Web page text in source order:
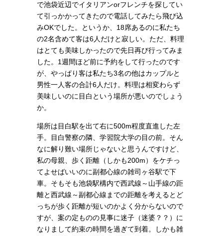
で池袋近辺でイタリアンorフレンチを探してい
て引っかかってきたので電話してみたら飛び込
みOKでした。というか、18席あるのに私たち
の2名含めて客は6人だけと寂しい。ただ、料理
はとても美味しかったので先日再び行ってみま
した。1週間ほど前に予約をして行ったのです
が、やっぱり客は私たち3名の他はカップルと
男性一人客の合計6人だけ。料理は相変わらず
美味しいのに目白という場所が悪いのでしょう
か。
場所は目白駅を出て右に500m程度直進した左
手。目白警察の隣、学習院大学の目の前。そん
なに解り難い場所じゃないと思うんですけど、
私の母親、歩く距離（しかも200m）をケチっ
てよせばいいのに副都心線の雑司ヶ谷駅で下
車。そもそも池袋駅構内で西武線～山手線の距
離と西武線～副都心線までの距離を考えるとど
っちが歩く距離が短いのかよく分からないので
すが、案の定ものの見事に迷子（迷婆？？）に
なりまして約束の時間を過ぎて到着。しかも雑